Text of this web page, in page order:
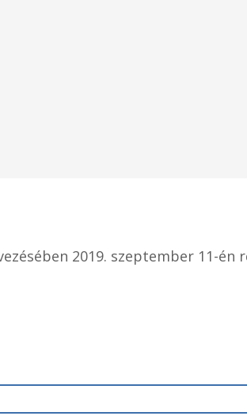
2019. szeptember 11-én